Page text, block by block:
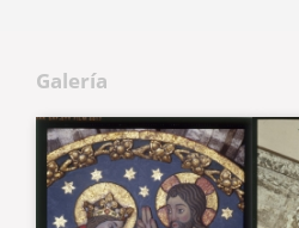
Galería